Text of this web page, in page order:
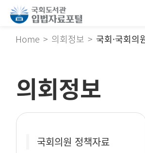
Home 의회정보 국회·국회의
의회정보
국회의원 정책자료